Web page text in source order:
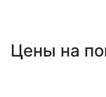
Цены на